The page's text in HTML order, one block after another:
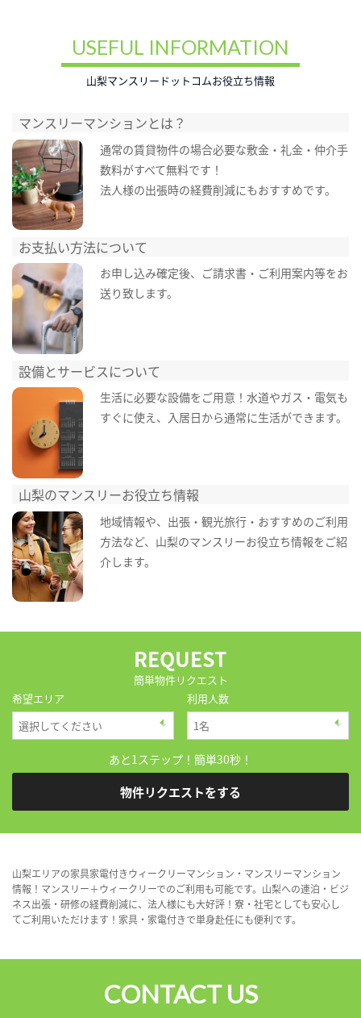
USEFUL INFORMATION
山梨マンスリードットコムお役立ち情報
マンスリーマンションとは？
通常の賃貸物件の場合必要な敷金・礼金・仲介手
数料がすべて無料です！
法人様の出張時の経費削減にもおすすめです。
お支払い方法について
お申し込み確定後、ご請求書・ご利用案内等をお
送り致します。
設備とサービスについて
生活に必要な設備をご用意！水道やガス・電気も
すぐに使え、入居日から通常に生活ができます。
山梨のマンスリーお役立ち情報
地域情報や、出張・観光旅行・おすすめのご利用
方法など、山梨のマンスリーお役立ち情報をご紹
介します。
REQUEST
簡単物件リクエスト
希望エリア
利用人数
あと1ステップ！簡単30秒！
物件リクエストをする
山梨エリアの家具家電付きウィークリーマンション・マンスリーマンション
情報！マンスリー＋ウィークリーでのご利用も可能です。山梨への連泊・ビジ
ネス出張・研修の経費削減に、法人様にも大好評！寮・社宅としても安心し
てご利用いただけます！家具・家電付きで単身赴任にも便利です。
CONTACT US